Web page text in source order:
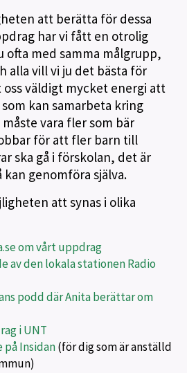
att berätta för dessa
har vi fått en otrolig
ofta med samma målgrupp,
alla vill vi ju det bästa för
väldigt mycket energi att
kan samarbeta kring
vara fler som bär
för att fler barn till
ska gå i förskolan, det är
genomföra själva.
att synas i olika
om vårt uppdrag
av den lokala stationen Radio
podd där Anita berättar om
i UNT
på Insidan(för dig som är anställd